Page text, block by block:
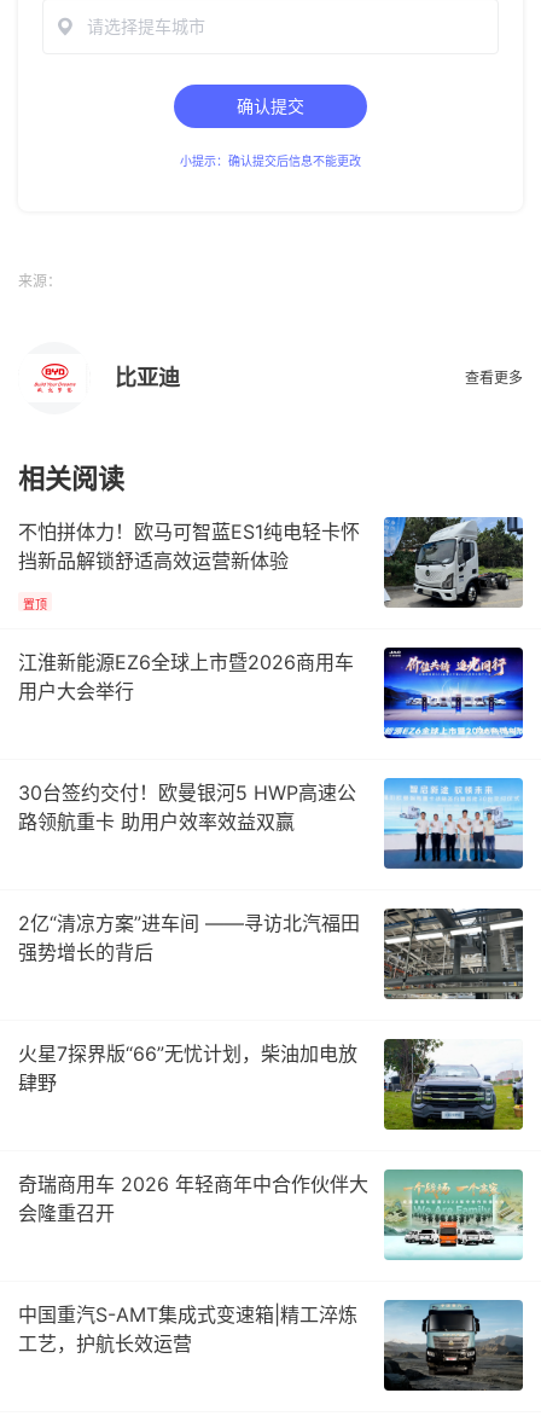
请选择提车城市
确认提交
小提示：确认提交后信息不能更改
来源：
比亚迪 查看更多
相关阅读
不怕拼体力！欧马可智蓝ES1纯电轻卡怀
挡新品解锁舒适高效运营新体验
置顶
江淮新能源EZ6全球上市暨2026商用车
用户大会举行
30台签约交付！欧曼银河5 HWP高速公
路领航重卡 助用户效率效益双赢
2亿“清凉方案”进车间 ——寻访北汽福田
强势增长的背后
火星7探界版“66”无忧计划，柴油加电放
肆野
奇瑞商用车 2026 年轻商年中合作伙伴大
会隆重召开
中国重汽S-AMT集成式变速箱|精工淬炼
工艺，护航长效运营